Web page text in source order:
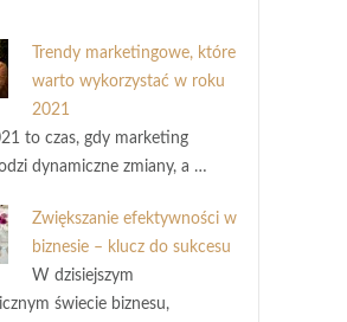
Trendy marketingowe, które
warto wykorzystać w roku
2021
to czas, gdy marketing
dynamiczne zmiany, a …
Zwiększanie efektywności w
biznesie – klucz do sukcesu
W dzisiejszym
świecie biznesu,